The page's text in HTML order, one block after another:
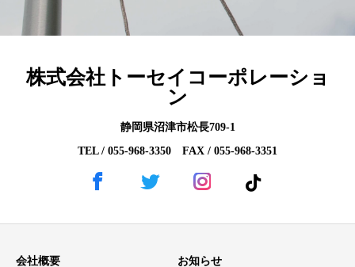
株式会社トーセイコーポレーショ
ン
静岡県沼津市松長709-1
TEL / 055-968-3350 FAX / 055-968-3351
会社概要 お知らせ